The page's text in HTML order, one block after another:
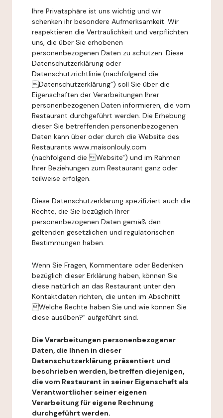
Ihre Privatsphäre ist uns wichtig und wir
schenken ihr besondere Aufmerksamkeit. Wir
respektieren die Vertraulichkeit und verpflichten
uns, die über Sie erhobenen
personenbezogenen Daten zu schützen. Diese
Datenschutzerklärung oder
Datenschutzrichtlinie (nachfolgend die
Datenschutzerklärung") soll Sie über die
Eigenschaften der Verarbeitungen Ihrer
personenbezogenen Daten informieren, die vom
Restaurant durchgeführt werden. Die Erhebung
dieser Sie betreffenden personenbezogenen
Daten kann über oder durch die Website des
Restaurants www.maisonlouly.com
(nachfolgend die Website") und im Rahmen
Ihrer Beziehungen zum Restaurant ganz oder
teilweise erfolgen.
Diese Datenschutzerklärung spezifiziert auch die
Rechte, die Sie bezüglich Ihrer
personenbezogenen Daten gemäß den
geltenden gesetzlichen und regulatorischen
Bestimmungen haben.
Wenn Sie Fragen, Kommentare oder Bedenken
bezüglich dieser Erklärung haben, können Sie
diese natürlich an das Restaurant unter den
Kontaktdaten richten, die unten im Abschnitt
Welche Rechte haben Sie und wie können Sie
diese ausüben?" aufgeführt sind.
Die Verarbeitungen personenbezogener
Daten, die Ihnen in dieser
Datenschutzerklärung präsentiert und
beschrieben werden, betreffen diejenigen,
die vom Restaurant in seiner Eigenschaft als
Verantwortlicher seiner eigenen
Verarbeitung für eigene Rechnung
durchgeführt werden.